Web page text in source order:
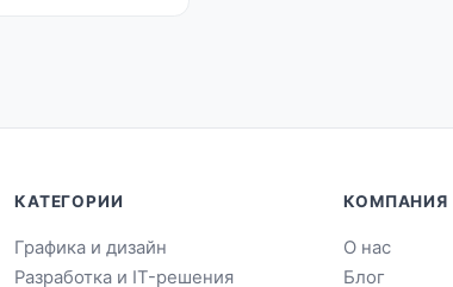
КАТЕГОРИИ
Графика и дизайн
Разработка и IT-решения
КОМПАНИЯ
О нас
Блог